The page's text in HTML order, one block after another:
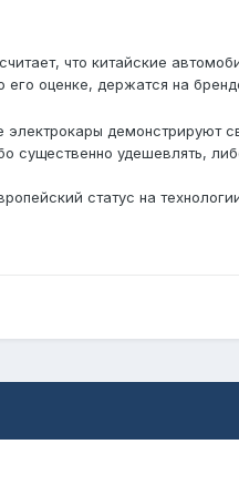
что китайские
оценке, держатся на
электрокары демонстрируют
существенно удешевлять,
статус на